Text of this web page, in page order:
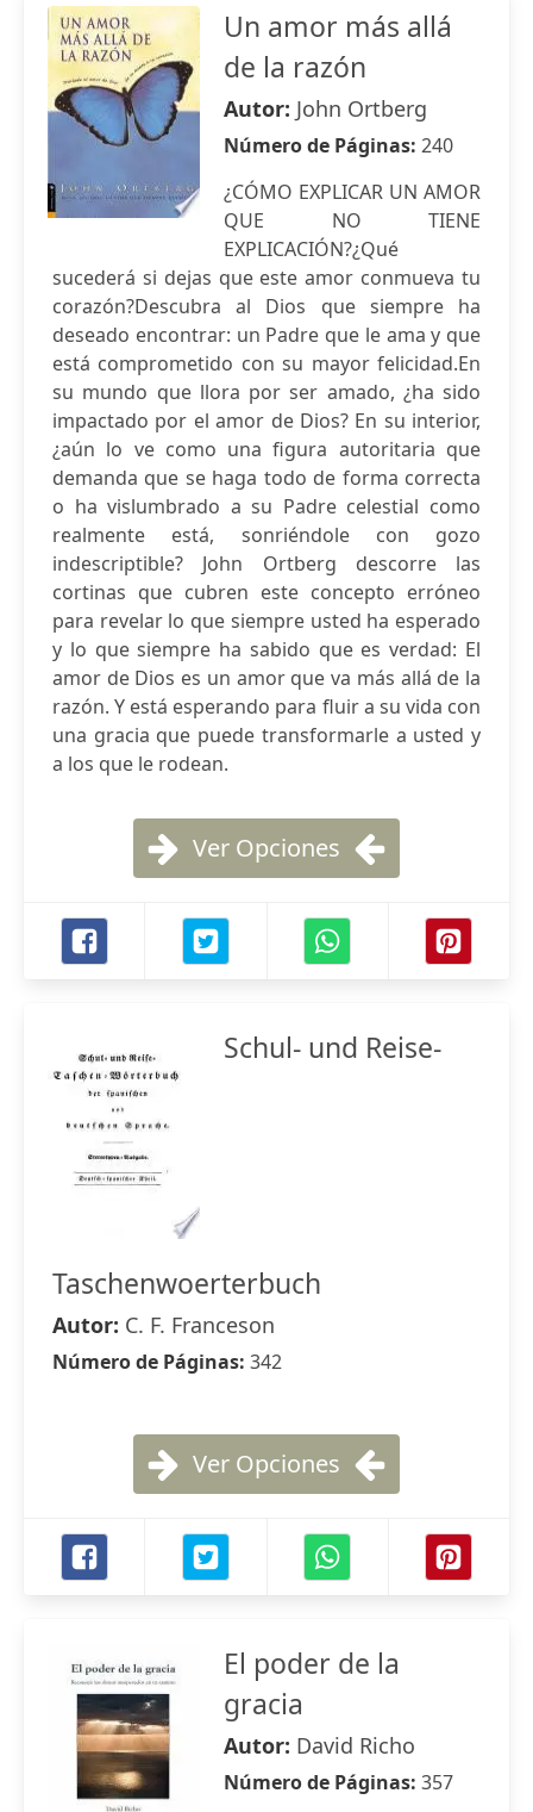
Un amor más allá
de la razón
Autor: John Ortberg
Número de Páginas: 240
¿CÓMO EXPLICAR UN AMOR
QUE NO TIENE
EXPLICACIÓN?¿Qué
sucederá si dejas que este amor conmueva tu
corazón?Descubra al Dios que siempre ha
deseado encontrar: un Padre que le ama y que
está comprometido con su mayor felicidad.En
su mundo que llora por ser amado, ¿ha sido
impactado por el amor de Dios? En su interior,
¿aún lo ve como una figura autoritaria que
demanda que se haga todo de forma correcta
o ha vislumbrado a su Padre celestial como
realmente está, sonriéndole con gozo
indescriptible? John Ortberg descorre las
cortinas que cubren este concepto erróneo
para revelar lo que siempre usted ha esperado
y lo que siempre ha sabido que es verdad: El
amor de Dios es un amor que va más allá de la
razón. Y está esperando para fluir a su vida con
una gracia que puede transformarle a usted y
a los que le rodean.
Ver Opciones
Schul- und Reise-
Taschenwoerterbuch
Autor: C. F. Franceson
Número de Páginas: 342
Ver Opciones
El poder de la
gracia
Autor: David Richo
Número de Páginas: 357